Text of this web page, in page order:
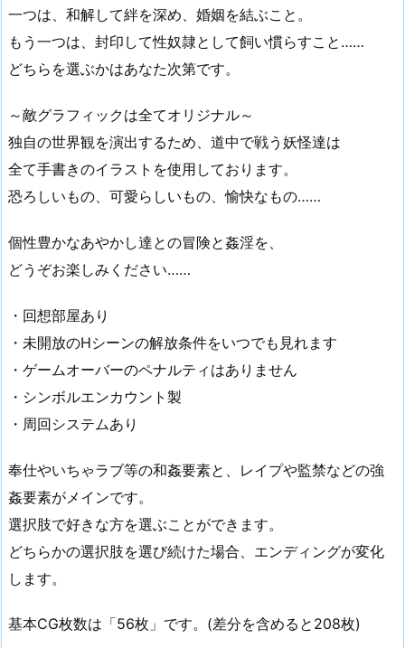
一つは、和解して絆を深め、婚姻を結ぶこと。
もう一つは、封印して性奴隷として飼い慣らすこと……
どちらを選ぶかはあなた次第です。
～敵グラフィックは全てオリジナル～
独自の世界観を演出するため、道中で戦う妖怪達は
全て手書きのイラストを使用しております。
恐ろしいもの、可愛らしいもの、愉快なもの……
個性豊かなあやかし達との冒険と姦淫を、
どうぞお楽しみください……
・回想部屋あり
・未開放のHシーンの解放条件をいつでも見れます
・ゲームオーバーのペナルティはありません
・シンボルエンカウント製
・周回システムあり
奉仕やいちゃラブ等の和姦要素と、レイプや監禁などの強
姦要素がメインです。
選択肢で好きな方を選ぶことができます。
どちらかの選択肢を選び続けた場合、エンディングが変化
します。
基本CG枚数は「56枚」です。(差分を含めると208枚)